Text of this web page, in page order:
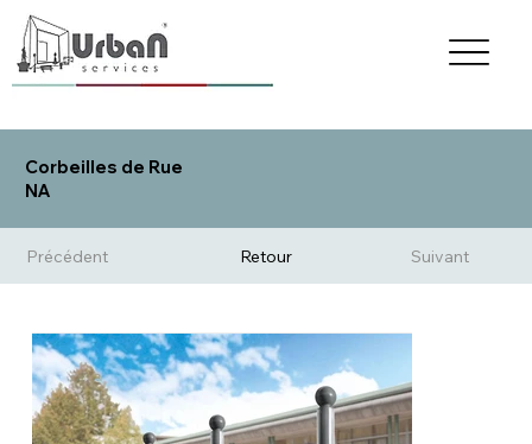
Corbeilles de Rue
NA
Précédent Retour Suivant